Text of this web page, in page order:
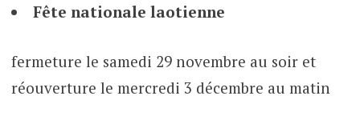
Fête nationale laotienne
fermeture le samedi 29 novembre au soir et
réouverture le mercredi 3 décembre au matin